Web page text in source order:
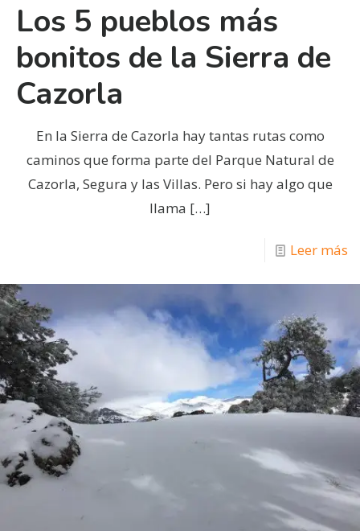
Los 5 pueblos más
bonitos de la Sierra de
Cazorla
En la Sierra de Cazorla hay tantas rutas como
caminos que forma parte del Parque Natural de
Cazorla, Segura y las Villas. Pero si hay algo que
llama […]
Leer más